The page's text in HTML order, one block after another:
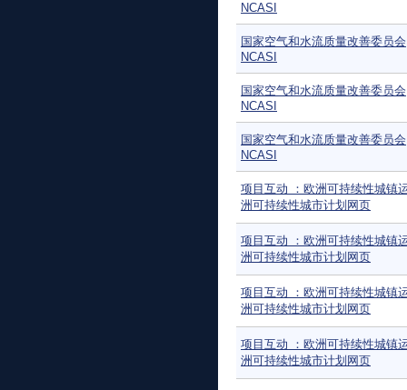
NCASI
国家空气和水流质量改善委员会
NCASI
国家空气和水流质量改善委员会
NCASI
国家空气和水流质量改善委员会
NCASI
项目互动 ：欧洲可持续性城镇
洲可持续性城市计划网页
项目互动 ：欧洲可持续性城镇
洲可持续性城市计划网页
项目互动 ：欧洲可持续性城镇
洲可持续性城市计划网页
项目互动 ：欧洲可持续性城镇
洲可持续性城市计划网页